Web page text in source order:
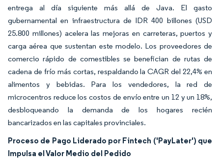
entrega al día siguiente más allá de Java. El gasto
gubernamental en infraestructura de IDR 400 billones (USD
25.800 millones) acelera las mejoras en carreteras, puertos y
carga aérea que sustentan este modelo. Los proveedores de
comercio rápido de comestibles se benefician de rutas de
cadena de frío más cortas, respaldando la CAGR del 22,4% en
alimentos y bebidas. Para los vendedores, la red de
microcentros reduce los costos de envío entre un 12 y un 18%,
desbloqueando la demanda de los hogares recién
bancarizados en las capitales provinciales.
Proceso de Pago Liderado por Fintech ('PayLater') que
Impulsa el Valor Medio del Pedido